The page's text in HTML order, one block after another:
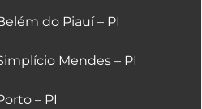
do Piauí – PI
Mendes – PI
– PI